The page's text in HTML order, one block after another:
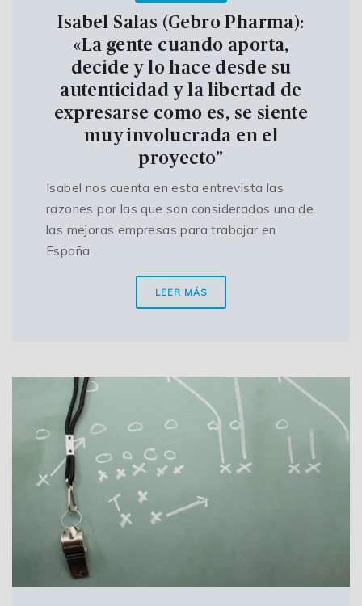
Isabel Salas (Gebro Pharma):
«La gente cuando aporta,
decide y lo hace desde su
autenticidad y la libertad de
expresarse como es, se siente
muy involucrada en el
proyecto”
Isabel nos cuenta en esta entrevista las
razones por las que son considerados una de
las mejoras empresas para trabajar en
España.
LEER MÁS